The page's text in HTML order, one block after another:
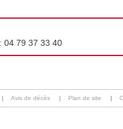
04 79 37 33 40
| Avis de décès | Plan de site |